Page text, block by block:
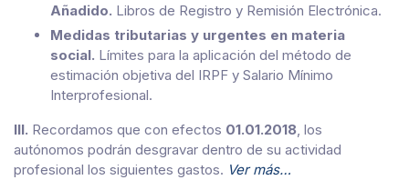
Añadido. Libros de Registro y Remisión Electrónica.
Medidas tributarias y urgentes en materia
social. Límites para la aplicación del método de
estimación objetiva del IRPF y Salario Mínimo
Interprofesional.
III. Recordamos que con efectos 01.01.2018, los
autónomos podrán desgravar dentro de su actividad
profesional los siguientes gastos. Ver más…